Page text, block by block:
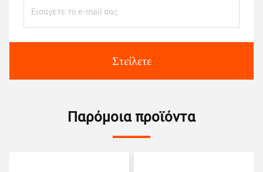
Στείλετε
Παρόμοια προϊόντα